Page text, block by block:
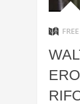
FREE